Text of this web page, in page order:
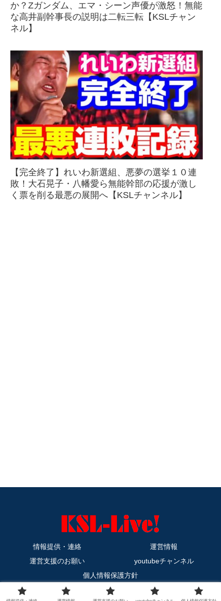
か？Zガンダム、エマ・シーン声優が激怒！無能
な高井副幹事長の説明は二転三転【KSLチャン
ネル】
【完全終了】れいわ新選組、悪夢の選挙１０連
敗！大石晃子・八幡愛ら無能幹部の応援が激し
く票を削る最悪の展開へ【KSLチャンネル】
情報提供・連絡
運営情報
運営支援のお願い
youtubeチャンネル
個人情報保護方針
Copyright © 2011-2026 KSL-Live! All Rights Reserved.